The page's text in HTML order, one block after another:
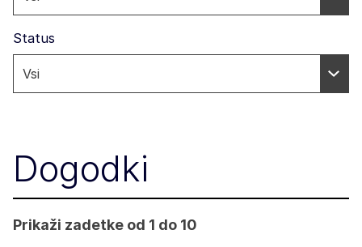
Status
Dogodki
Prikaži zadetke od 1 do 10